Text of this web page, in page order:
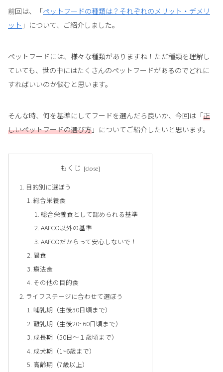
前回は、「ペットフードの種類は？それぞれのメリット・デメリ
ット 」について、ご紹介しました。
ペットフードには、様々な種類がありますね！ただ種類を理解し
ていても、世の中にはたくさんのペットフードがあるのでどれに
すればいいのか悩むと思います。
そんな時、何を基準にしてフードを選んだら良いか、今回は「正
しいペットフードの選び方 」についてご紹介したいと思います。
もくじ
目的別に選ぼう
総合栄養食
総合栄養食として認められる基準
AAFCO以外の基準
AAFCOだからって安心しないで！
間食
療法食
その他の目的食
ライフステージに合わせて選ぼう
哺乳期（生後30日頃まで）
離乳期（生後20~60日頃まで）
成長期（50日〜１歳頃まで）
成犬期（1~6歳まで）
高齢期（7歳以上）